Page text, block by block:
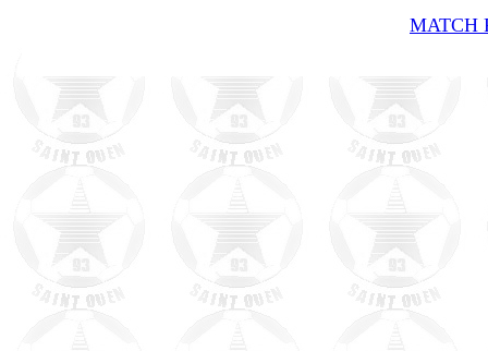
MATCH